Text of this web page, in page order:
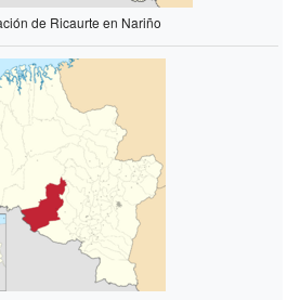
de Ricaurte en Nariño